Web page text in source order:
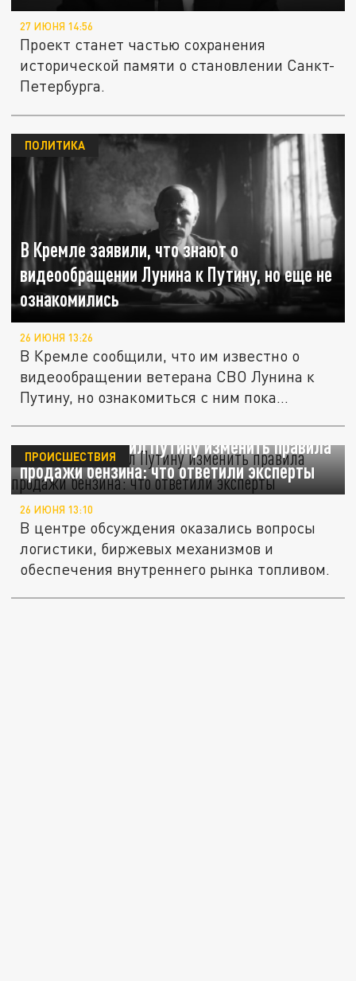
27 ИЮНЯ 14:56
Проект станет частью сохранения
исторической памяти о становлении Санкт-
Петербурга.
В Кремле заявили, что знают о
видеообращении Лунина к Путину, но еще не
ознакомились
ПОЛИТИКА
26 ИЮНЯ 13:26
В Кремле сообщили, что им известно о
видеообращении ветерана СВО Лунина к
Путину, но ознакомиться с ним пока...
Сечин предложил Путину изменить правила
продажи бензина: что ответили эксперты
ПРОИСШЕСТВИЯ
26 ИЮНЯ 13:10
В центре обсуждения оказались вопросы
логистики, биржевых механизмов и
обеспечения внутреннего рынка топливом.